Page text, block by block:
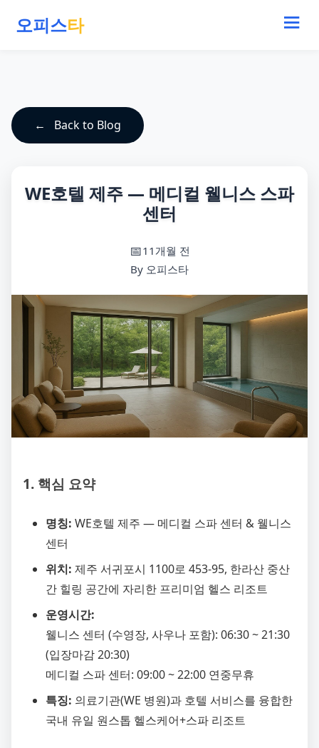
오피스타
Back to Blog
WE호텔 제주 — 메디컬 웰니스 스파
센터
11개월 전
By 오피스타
1. 핵심 요약
명칭: WE호텔 제주 — 메디컬 스파 센터 & 웰니스
센터
위치: 제주 서귀포시 1100로 453-95, 한라산 중산
간 힐링 공간에 자리한 프리미엄 헬스 리조트
운영시간:
웰니스 센터 (수영장, 사우나 포함): 06:30 ~ 21:30
(입장마감 20:30)
메디컬 스파 센터: 09:00 ~ 22:00 연중무휴
특징: 의료기관(WE 병원)과 호텔 서비스를 융합한
국내 유일 원스톱 헬스케어+스파 리조트